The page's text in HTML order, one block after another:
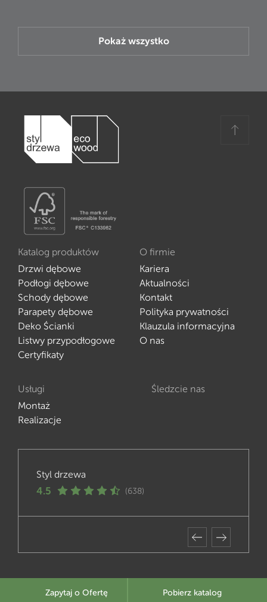
Pokaż wszystko
Katalog produktów
Drzwi dębowe
Podłogi dębowe
Schody dębowe
Parapety dębowe
Deko Ścianki
Listwy przypodłogowe
Certyfikaty
O firmie
Kariera
Aktualności
Kontakt
Polityka prywatności
Klauzula informacyjna
O nas
Usługi
Montaż
Realizacje
Śledzcie nas
Styl drzewa
4.5 (638)
Zapytaj o Ofertę Pobierz katalog